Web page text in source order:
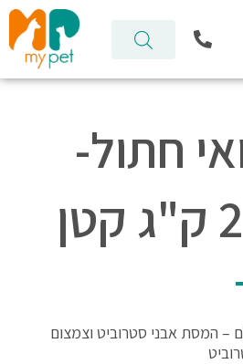
חתול-
– המסת אבני סטרוביט וצמצום